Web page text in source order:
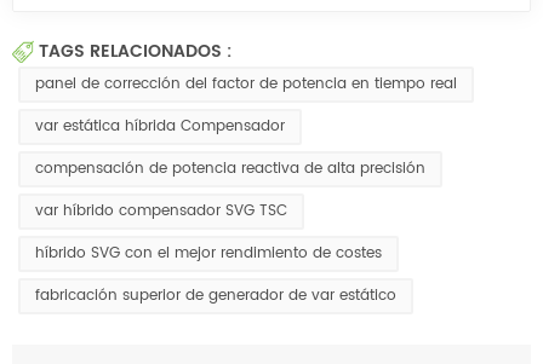
TAGS RELACIONADOS :
panel de corrección del factor de potencia en tiempo real
var estática híbrida Compensador
compensación de potencia reactiva de alta precisión
var híbrido compensador SVG TSC
híbrido SVG con el mejor rendimiento de costes
fabricación superior de generador de var estático